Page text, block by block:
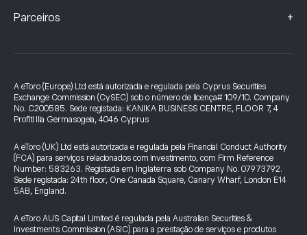
Parceiros +
A eToro (Europe) Ltd está autorizada e regulada pela Cyprus Securities
Exchange Commission (CySEC) sob o número de licença# 109/10. Company
No. C200585. Sede registada: KANIKA BUSINESS CENTRE, FLOOR 7, 4
Profiti Ilia Germasogeia, 4046 Cyprus
A eToro (UK) Ltd está autorizada e regulada pela Financial Conduct Authority
(FCA) para serviços relacionados com investimento, com Firm Reference
Number: 583263. Registada em Inglaterra sob Company No. 07973792.
Sede registada: 24th floor, One Canada Square, Canary Wharf, London E14
5AB, England.
A eToro AUS Capital Limited é regulada pela Australian Securities &
Investments Commission (ASIC) para a prestação de serviços e produtos